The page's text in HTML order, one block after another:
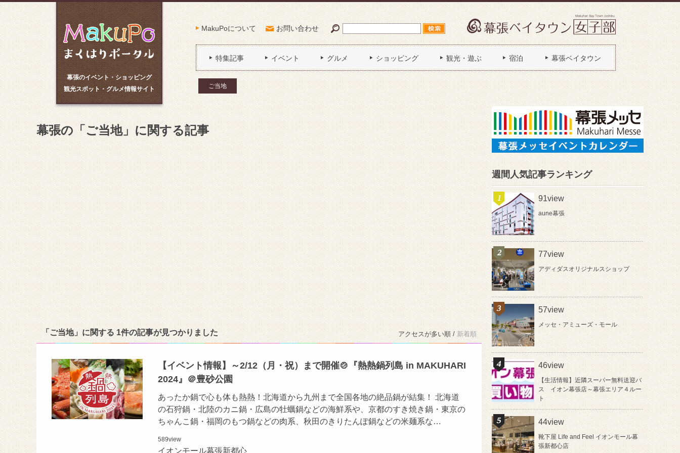
幕張のイベント・ショッピング
観光スポット・グルメ情報サイト
MakuPoについて お問い合わせ
特集記事 イベント グルメ ショッピング 観光・遊ぶ 宿泊 幕張ベイタウン
ご当地
幕張の「ご当地」に関する記事
「ご当地」に関する 1件の記事が見つかりました アクセスが多い順 / 新着順
【イベント情報】～2/12（月・祝）まで開催🍲『熱熱鍋列島 in MAKUHARI
2024』＠豊砂公園
あったか鍋で心も体も熱熱！北海道から九州まで全国各地の絶品鍋が結集！ 北海道
の石狩鍋・北陸のカニ鍋・広島の牡蠣鍋などの海鮮系や、京都のすき焼き鍋・東京の
ちゃんこ鍋・福岡のもつ鍋などの肉系、秋田のきりたんぽ鍋などの米麺系な…
589view
イオンモール幕張新都心
週間人気記事ランキング
91view
aune幕張
77view
アディダスオリジナルスショップ
57view
メッセ・アミューズ・モール
46view
【生活情報】近隣スーパー無料送迎バ
ス イオン幕張店～幕張エリア４ルー
ト
44view
靴下屋 Life and Feel イオンモール幕
張新都心店